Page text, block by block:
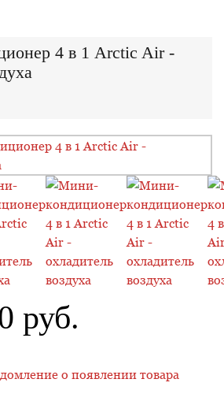
4 в 1 Arctic Air -
руб.
о появлении товара